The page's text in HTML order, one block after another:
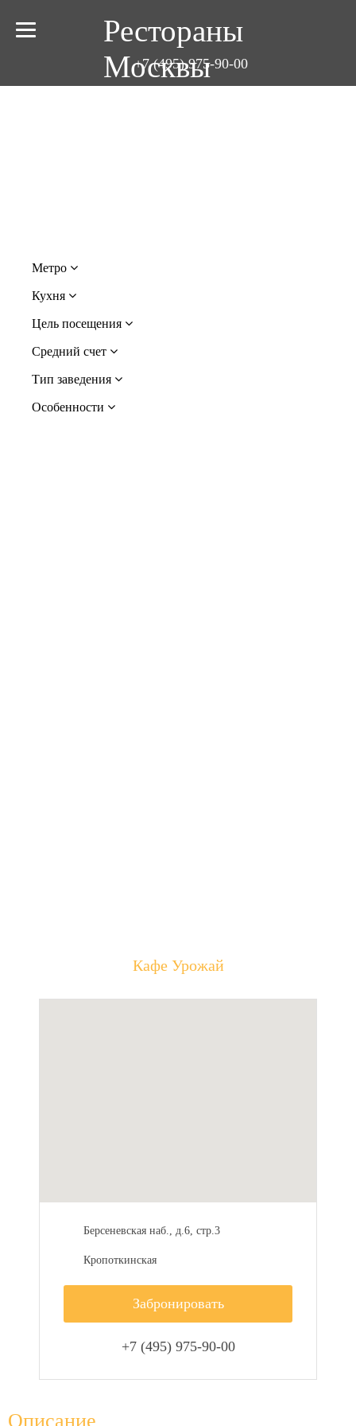
Рестораны
Москвы
+7 (495) 975-90-00
Метро
Кухня
Цель посещения
Средний счет
Тип заведения
Особенности
Кафе Урожай
Берсеневская наб., д.6, стр.3
Кропоткинская
Забронировать
+7 (495) 975-90-00
Описание